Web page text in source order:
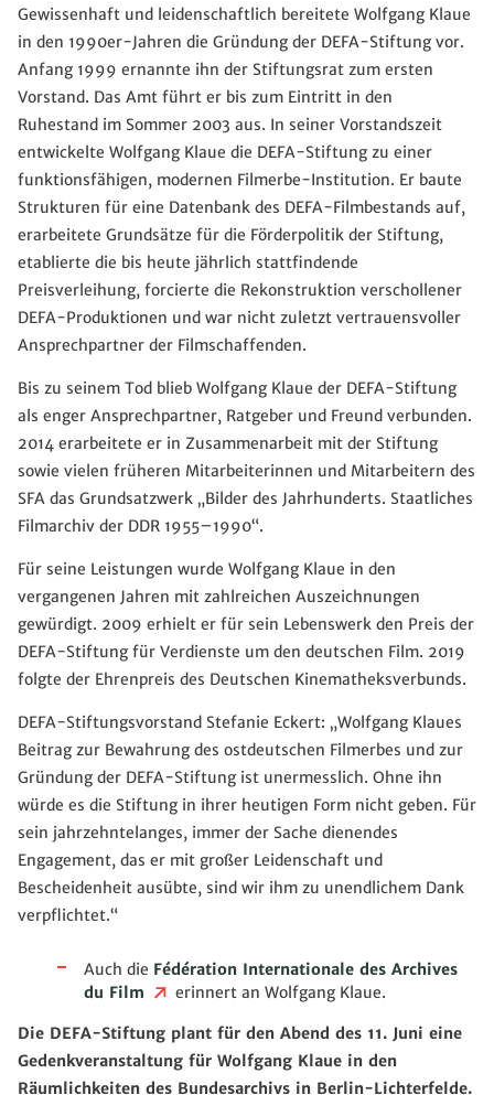
Gewissenhaft und leidenschaftlich bereitete Wolfgang Klaue
in den 1990er-Jahren die Gründung der DEFA-Stiftung vor.
Anfang 1999 ernannte ihn der Stiftungsrat zum ersten
Vorstand. Das Amt führt er bis zum Eintritt in den
Ruhestand im Sommer 2003 aus. In seiner Vorstandszeit
entwickelte Wolfgang Klaue die DEFA-Stiftung zu einer
funktionsfähigen, modernen Filmerbe-Institution. Er baute
Strukturen für eine Datenbank des DEFA-Filmbestands auf,
erarbeitete Grundsätze für die Förderpolitik der Stiftung,
etablierte die bis heute jährlich stattfindende
Preisverleihung, forcierte die Rekonstruktion verschollener
DEFA-Produktionen und war nicht zuletzt vertrauensvoller
Ansprechpartner der Filmschaffenden.
Bis zu seinem Tod blieb Wolfgang Klaue der DEFA-Stiftung
als enger Ansprechpartner, Ratgeber und Freund verbunden.
2014 erarbeitete er in Zusammenarbeit mit der Stiftung
sowie vielen früheren Mitarbeiterinnen und Mitarbeitern des
SFA das Grundsatzwerk „Bilder des Jahrhunderts. Staatliches
Filmarchiv der DDR 1955–1990“.
Für seine Leistungen wurde Wolfgang Klaue in den
vergangenen Jahren mit zahlreichen Auszeichnungen
gewürdigt. 2009 erhielt er für sein Lebenswerk den Preis der
DEFA-Stiftung für Verdienste um den deutschen Film. 2019
folgte der Ehrenpreis des Deutschen Kinematheksverbunds.
DEFA-Stiftungsvorstand Stefanie Eckert: „Wolfgang Klaues
Beitrag zur Bewahrung des ostdeutschen Filmerbes und zur
Gründung der DEFA-Stiftung ist unermesslich. Ohne ihn
würde es die Stiftung in ihrer heutigen Form nicht geben. Für
sein jahrzehntelanges, immer der Sache dienendes
Engagement, das er mit großer Leidenschaft und
Bescheidenheit ausübte, sind wir ihm zu unendlichem Dank
verpflichtet.“
Auch die Fédération Internationale des Archives
du Film
erinnert an Wolfgang Klaue.
Die DEFA-Stiftung plant für den Abend des 11. Juni eine
Gedenkveranstaltung für Wolfgang Klaue in den
Räumlichkeiten des Bundesarchivs in Berlin-Lichterfelde.